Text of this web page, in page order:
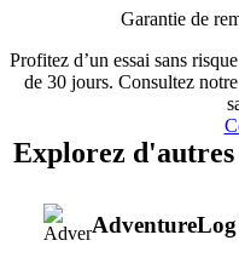
Garantie de
Profitez d’un essai sans
de 30 jours. Consultez notre
Explorez
AdventureLog